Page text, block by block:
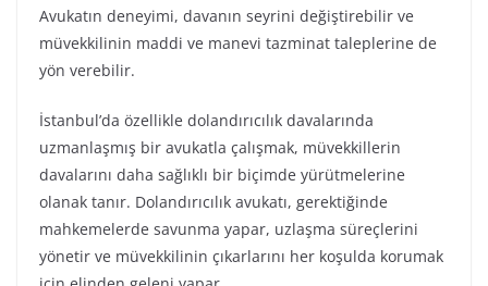
Avukatın deneyimi, davanın seyrini değiştirebilir ve
müvekkilinin maddi ve manevi tazminat taleplerine de
yön verebilir.
İstanbul’da özellikle dolandırıcılık davalarında
uzmanlaşmış bir avukatla çalışmak, müvekkillerin
davalarını daha sağlıklı bir biçimde yürütmelerine
olanak tanır. Dolandırıcılık avukatı, gerektiğinde
mahkemelerde savunma yapar, uzlaşma süreçlerini
yönetir ve müvekkilinin çıkarlarını her koşulda korumak